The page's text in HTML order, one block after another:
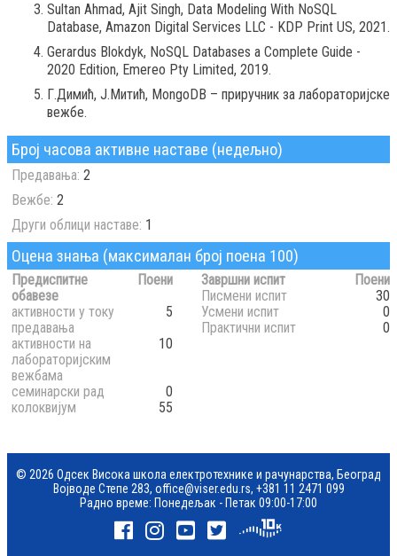
Sultan Ahmad, Ajit Singh, Data Modeling With NoSQL
Database, Amazon Digital Services LLC - KDP Print US, 2021.
Gerardus Blokdyk, NoSQL Databases a Complete Guide -
2020 Edition, Emereo Pty Limited, 2019.
Г.Димић, Ј.Митић, MongoDB – приручник за лабораторијске
вежбе.
Број часова активне наставе (недељно)
Предавања: 2
Вежбе: 2
Други облици наставе: 1
Оцена знања (максималан број поена 100)
Предиспитне
обавезе
Поени
активности у току
предавања
5
активности на
лабораторијским
вежбама
10
семинарски рад
0
колоквијум
55
Завршни испит
Поени
Писмени испит
30
Усмени испит
0
Практични испит
0
© 2026 Одсек Висока школа електротехнике и рачунарства, Београд
Војводе Степе 283, office@viser.edu.rs, +381 11 2471 099
Радно време: Понедељак - Петак 09:00-17:00